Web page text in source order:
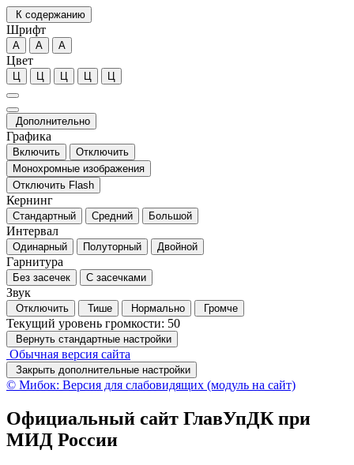
К содержанию
Шрифт
А А А
Цвет
Ц Ц Ц Ц Ц
Дополнительно
Графика
Включить
Отключить
Монохромные изображения
Отключить Flash
Кернинг
Стандартный Средний Большой
Интервал
Одинарный Полуторный Двойной
Гарнитура
Без засечек С засечками
Звук
Отключить Тише Нормально Громче
Текущий уровень громкости: 50
Вернуть стандартные настройки
Обычная версия сайта
Закрыть дополнительные настройки
© Мибок: Версия для слабовидящих (модуль на сайт)
Официальный сайт ГлавУпДК при
МИД России